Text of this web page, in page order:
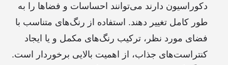
دکوراسیون دارند می‌توانند احساسات و فضاها را به
طور کامل تغییر دهند. استفاده از رنگ‌های متناسب با
فضای مورد نظر، ترکیب رنگ‌های مکمل و یا ایجاد
کنتراست‌های جذاب، از اهمیت بالایی برخوردار است.